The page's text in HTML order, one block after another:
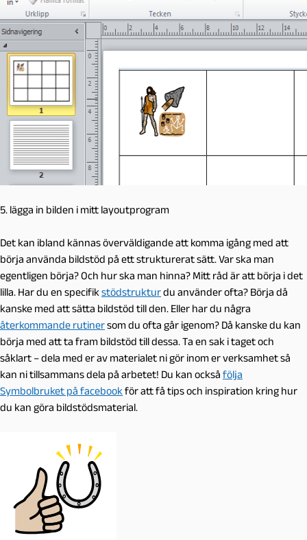
5. lägga in bilden i mitt layoutprogram
Det kan ibland kännas överväldigande att komma igång med att
börja använda bildstöd på ett strukturerat sätt. Var ska man
egentligen börja? Och hur ska man hinna? Mitt råd är att börja i det
lilla. Har du en specifikstödstrukturdu använder ofta? Börja då
kanske med att sätta bildstöd till den. Eller har du några
återkommande rutinersom du ofta går igenom? Då kanske du kan
börja med att ta fram bildstöd till dessa. Ta en sak i taget och
såklart – dela med er av materialet ni gör inom er verksamhet så
kan ni tillsammans dela på arbetet! Du kan också följa
Symbolbruket på facebookför att få tips och inspiration kring hur
du kan göra bildstödsmaterial.